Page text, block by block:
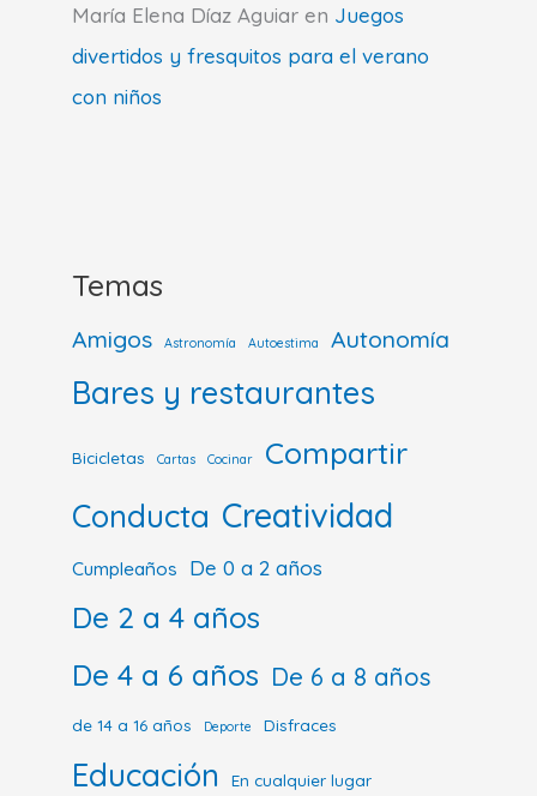
María Elena Díaz Aguiar en Juegos
divertidos y fresquitos para el verano
con niños
Temas
Amigos Astronomía Autoestima Autonomía
Bares y restaurantes
Bicicletas Cartas Cocinar Compartir
Conducta Creatividad
Cumpleaños De 0 a 2 años
De 2 a 4 años
De 4 a 6 años De 6 a 8 años
de 14 a 16 años Deporte Disfraces
Educación En cualquier lugar